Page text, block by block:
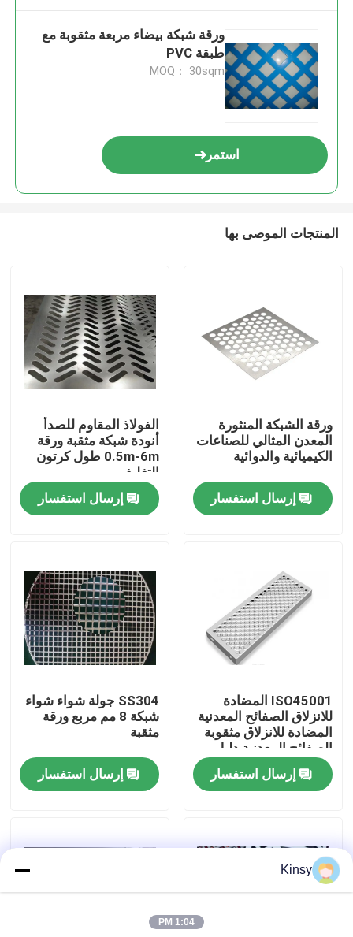
المنزل
برنامج VR
مراقبة الجودة
اتصل بنا
القضايا
شاشة شبكة الأسلاك المنسوجة
ورقة شبكة بيضاء مربعة مثقوبة مع
طبقة PVC
MOQ： 30sqm
استمر
المنتجات الموصى بها
ورقة الشبكة المنثورة
المعدن المثالي للصناعات
الكيميائية والدوائية
إرسال استفسار
الفولاذ المقاوم للصدأ
أنودة شبكة مثقبة ورقة
0.5m-6m طول كرتون
التغليف
إرسال استفسار
ISO45001 المضادة
للانزلاق الصفائح المعدنية
المضادة للانزلاق مثقوبة
الصفائح المعدنية دليل
على ارتداء
إرسال استفسار
SS304 جولة شواء شواء
شبكة 8 مم مربع ورقة
مثقبة
إرسال استفسار
Kinsy
1:04 PM